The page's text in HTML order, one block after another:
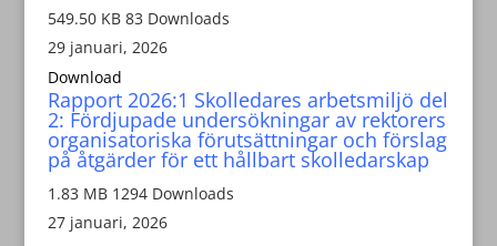
549.50 KB 83 Downloads
29 januari, 2026
Download
Rapport 2026:1 Skolledares arbetsmiljö del
2: Fördjupade undersökningar av rektorers
organisatoriska förutsättningar och förslag
på åtgärder för ett hållbart skolledarskap
1.83 MB 1294 Downloads
27 januari, 2026